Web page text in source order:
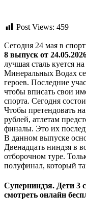
Post Views: 459
Сегодня 24 мая в
8 выпуск от
лучшая сталь куется
Минеральных Водах
героев. Последние
чтобы вписать свои
спорта. Сегодня
Чтобы претендовать
рублей, атлетам
финалы. Это их
В данном выпуске
Двенадцать ниндзя в
отборочном туре.
полуфинал, который
Суперниндзя. Дети 3
смотреть онлайн